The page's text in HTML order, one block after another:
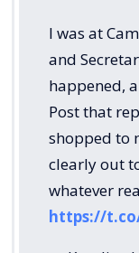
I was at
and
happened,
Post that
shopped to
clearly out
whatever
https://